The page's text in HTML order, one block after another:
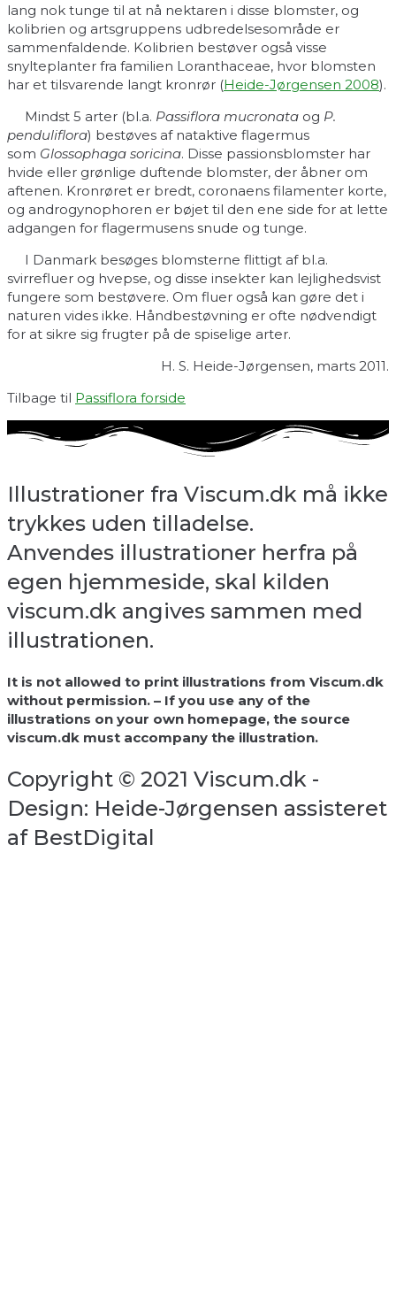
lang nok tunge til at nå nektaren i disse blomster, og
kolibrien og artsgruppens udbredelsesområde er
sammenfaldende. Kolibrien bestøver også visse
snylteplanter fra familien Loranthaceae, hvor blomsten
har et tilsvarende langt kronrør (Heide-Jørgensen 2008).
Mindst 5 arter (bl.a. Passiflora mucronata og P.
penduliflora) bestøves af nataktive flagermus
som Glossophaga soricina. Disse passionsblomster har
hvide eller grønlige duftende blomster, der åbner om
aftenen. Kronrøret er bredt, coronaens filamenter korte,
og androgynophoren er bøjet til den ene side for at lette
adgangen for flagermusens snude og tunge.
I Danmark besøges blomsterne flittigt af bl.a.
svirrefluer og hvepse, og disse insekter kan lejlighedsvist
fungere som bestøvere. Om fluer også kan gøre det i
naturen vides ikke. Håndbestøvning er ofte nødvendigt
for at sikre sig frugter på de spiselige arter.
H. S. Heide-Jørgensen, marts 2011.
Tilbage til Passiflora forside
Illustrationer fra Viscum.dk må ikke
trykkes uden tilladelse.
Anvendes illustrationer herfra på
egen hjemmeside, skal kilden
viscum.dk angives sammen med
illustrationen.
It is not allowed to print illustrations from Viscum.dk
without permission. – If you use any of the
illustrations on your own homepage, the source
viscum.dk must accompany the illustration.
Copyright © 2021 Viscum.dk -
Design: Heide-Jørgensen assisteret
af BestDigital